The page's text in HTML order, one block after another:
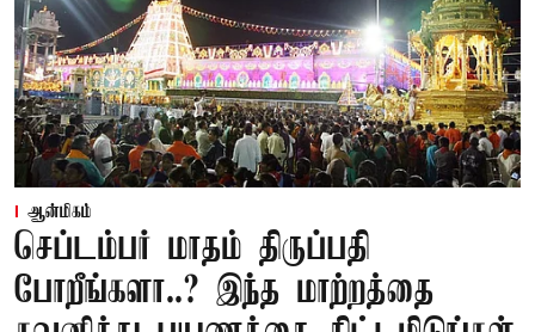
ஆன்மிகம்
செப்டம்பர் மாதம் திருப்பதி
போறீங்களா..? இந்த மாற்றத்தை